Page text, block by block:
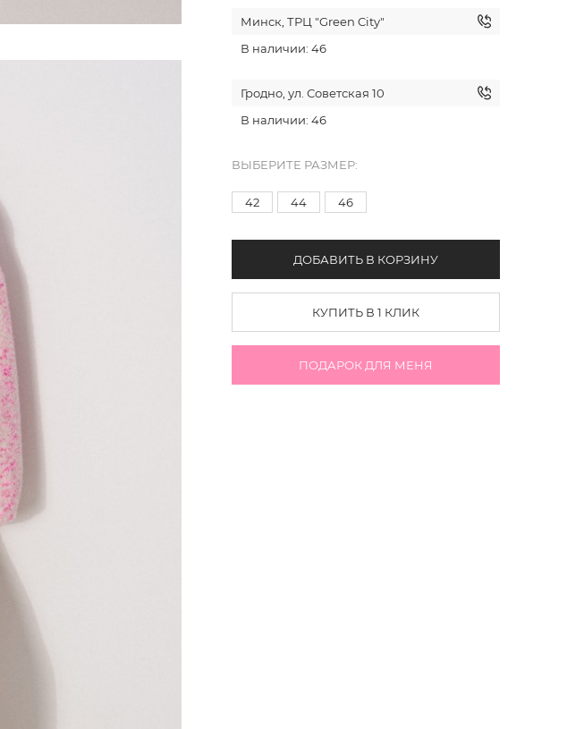
Минск, ТРЦ "Green City"
В наличии: 46
Гродно, ул. Советская 10
В наличии: 46
ВЫБЕРИТЕ РАЗМЕР:
42 44 46
ДОБАВИТЬ В КОРЗИНУ
КУПИТЬ В 1 КЛИК
ПОДАРОК ДЛЯ МЕНЯ